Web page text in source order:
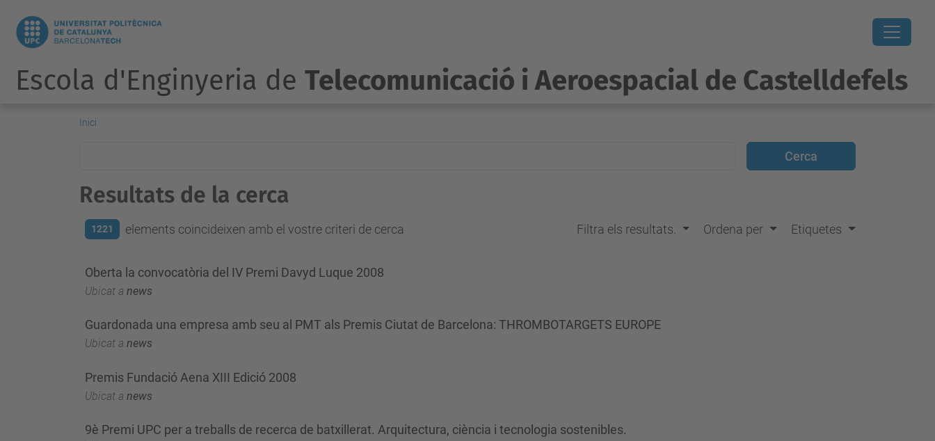
Escola d'Enginyeria de Telecomunicació i Aeroespacial de Castelldefels
Inici
Resultats de la cerca
1221 elements coincideixen amb el vostre criteri de cerca Filtra els resultats. Ordena per Etiquetes
Oberta la convocatòria del IV Premi Davyd Luque 2008
Ubicat a news
Guardonada una empresa amb seu al PMT als Premis Ciutat de Barcelona: THROMBOTARGETS EUROPE
Ubicat a news
Premis Fundació Aena XIII Edició 2008
Ubicat a news
9è Premi UPC per a treballs de recerca de batxillerat. Arquitectura, ciència i tecnologia sostenibles.